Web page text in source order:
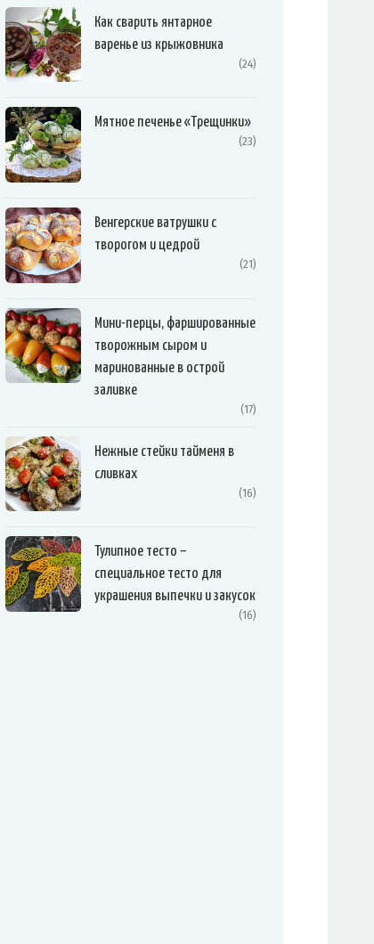
Как сварить янтарное
варенье из крыжовника
(24)
Мятное печенье «Трещинки»
(23)
Венгерские ватрушки с
творогом и цедрой
(21)
Мини-перцы, фаршированные
творожным сыром и
маринованные в острой
заливке
(17)
Нежные стейки тайменя в
сливках
(16)
Тулипное тесто –
специальное тесто для
украшения выпечки и закусок
(16)